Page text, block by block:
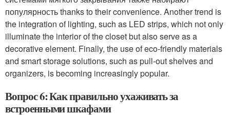
популярность thanks to their convenience. Another trend is
the integration of lighting, such as LED strips, which not only
illuminate the interior of the closet but also serve as a
decorative element. Finally, the use of eco-friendly materials
and smart storage solutions, such as pull-out shelves and
organizers, is becoming increasingly popular.
Вопрос 6: Как правильно ухаживать за
встроенными шкафами